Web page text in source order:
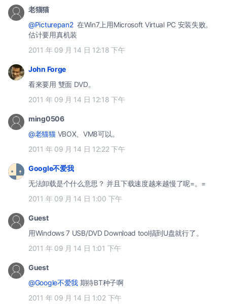
老猫猫
@Picturepan2在Win7上用Microsoft Virtual PC 安装失败。
估计要用真机装
2011 年 09 月 14 日 12:18 下午
John Forge
看來要用 雙面 DVD。
2011 年 09 月 14 日 12:18 下午
ming0506
@老猫猫VBOX、VM8可以。
2011 年 09 月 14 日 12:22 下午
Google不爱我
无法卸载是个什么意思？ 并且下载速度越来越慢了呢=。=
2011 年 09 月 14 日 1:00 下午
Guest
用Windows 7 USB/DVD Download tool搞到U盘就行了。
2011 年 09 月 14 日 1:01 下午
Guest
@Google不爱我 期待BT种子啊
2011 年 09 月 14 日 1:02 下午